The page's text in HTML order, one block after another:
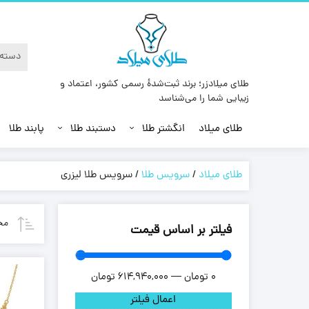
طلای میلادزر؛ برند ثبت‌شدهٔ رسمی کشور، اعتماد و
زیبایی شما را می‌شناسد
طلای میلاد انگشتر طلا دستبند طلا پابند طلا
طلای میلاد /سرویس طلا/سرویس طلا لیزری
فیلتر بر اساس قیمت
0 تومان—
614,940,000 تومان
اعمال فیلتر